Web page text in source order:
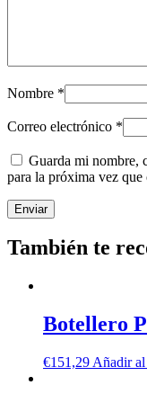
Nombre *
Correo electrónico *
Guarda mi nombre,
para la próxima vez que
También te
Botellero
€151,29 Añadir